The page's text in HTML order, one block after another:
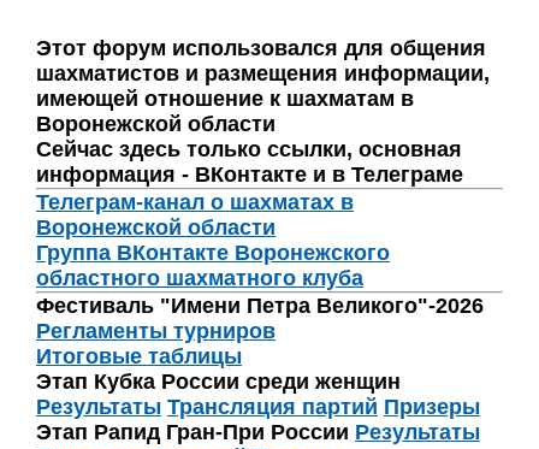
Этот форум использовался для общения
шахматистов и размещения информации,
имеющей отношение к шахматам в
Воронежской области
Сейчас здесь только ссылки, основная
информация - ВКонтакте и в Телеграме
Телеграм-канал о шахматах в
Воронежской области
Группа ВКонтакте Воронежского
областного шахматного клуба
Фестиваль "Имени Петра Великого"-2026
Регламенты турниров
Итоговые таблицы
Этап Кубка России среди женщин
Результаты Трансляция партий Призеры
Этап Рапид Гран-При России Результаты